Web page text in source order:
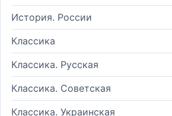
История. России
Классика
Классика. Русская
Классика. Советская
Классика. Украинская